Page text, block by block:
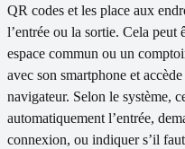
QR codes et les place aux
l’entrée ou la sortie. Cela peut
espace commun ou un
avec son smartphone et
navigateur. Selon le système,
automatiquement l’entrée,
connexion, ou indiquer s’il